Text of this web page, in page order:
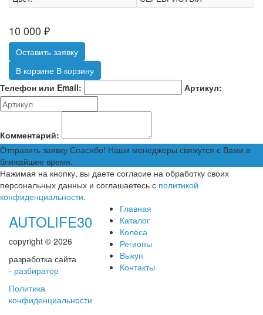
10 000 ₽
Оставить заявку
В корзине В корзину
Телефон или Email:
Артикул:
Комментарий:
Отправить заявку Спасибо! Наши менеджеры свяжутся с Вами в
ближайшее время.
Нажимая на кнопку, вы даете согласие на обработку своих
персональных данных и соглашаетесь с политикой
конфиденциальности.
AUTOLIFE30
copyright © 2026
разработка сайта
- разбиратор
Политика
конфиденциальности
Главная
Каталог
Колёса
Регионы
Выкуп
Контакты